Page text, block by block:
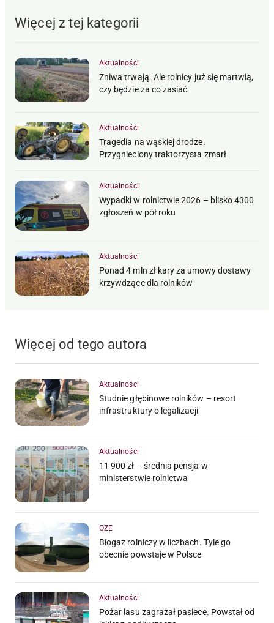
Więcej z tej kategorii
Aktualności
Żniwa trwają. Ale rolnicy już się martwią,
czy będzie za co zasiać
Aktualności
Tragedia na wąskiej drodze.
Przygnieciony traktorzysta zmarł
Aktualności
Wypadki w rolnictwie 2026 – blisko 4300
zgłoszeń w pół roku
Aktualności
Ponad 4 mln zł kary za umowy dostawy
krzywdzące dla rolników
Więcej od tego autora
Aktualności
Studnie głębinowe rolników – resort
infrastruktury o legalizacji
Aktualności
11 900 zł – średnia pensja w
ministerstwie rolnictwa
OZE
Biogaz rolniczy w liczbach. Tyle go
obecnie powstaje w Polsce
Aktualności
Pożar lasu zagrażał pasiece. Powstał od